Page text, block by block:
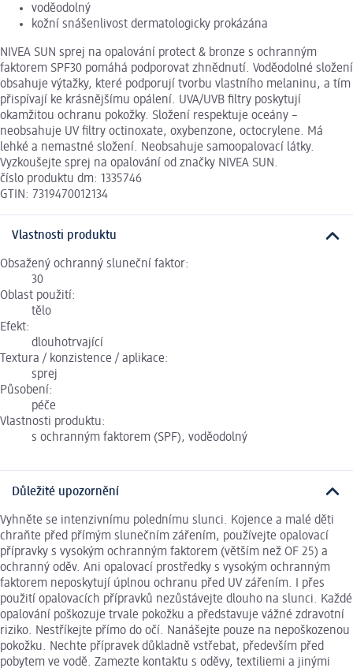
voděodolný
kožní snášenlivost dermatologicky prokázána
NIVEA SUN sprej na opalování protect & bronze s ochranným
faktorem SPF30 pomáhá podporovat zhnědnutí. Voděodolné složení
obsahuje výtažky, které podporují tvorbu vlastního melaninu, a tím
přispívají ke krásnějšímu opálení. UVA/UVB filtry poskytují
okamžitou ochranu pokožky. Složení respektuje oceány –
neobsahuje UV filtry octinoxate, oxybenzone, octocrylene. Má
lehké a nemastné složení. Neobsahuje samoopalovací látky.
Vyzkoušejte sprej na opalování od značky NIVEA SUN.
číslo produktu dm: 1335746
GTIN: 7319470012134
Vlastnosti produktu
Obsažený ochranný sluneční faktor:
30
Oblast použití:
tělo
Efekt:
dlouhotrvající
Textura / konzistence / aplikace:
sprej
Působení:
péče
Vlastnosti produktu:
s ochranným faktorem (SPF), voděodolný
Důležité upozornění
Vyhněte se intenzivnímu polednímu slunci. Kojence a malé děti
chraňte před přímým slunečním zářením, používejte opalovací
přípravky s vysokým ochranným faktorem (větším než OF 25) a
ochranný oděv. Ani opalovací prostředky s vysokým ochranným
faktorem neposkytují úplnou ochranu před UV zářením. I přes
použití opalovacích přípravků nezůstávejte dlouho na slunci. Každé
opalování poškozuje trvale pokožku a představuje vážné zdravotní
riziko. Nestříkejte přímo do očí. Nanášejte pouze na nepoškozenou
pokožku. Nechte přípravek důkladně vstřebat, především před
pobytem ve vodě. Zamezte kontaktu s oděvy, textiliemi a jinými